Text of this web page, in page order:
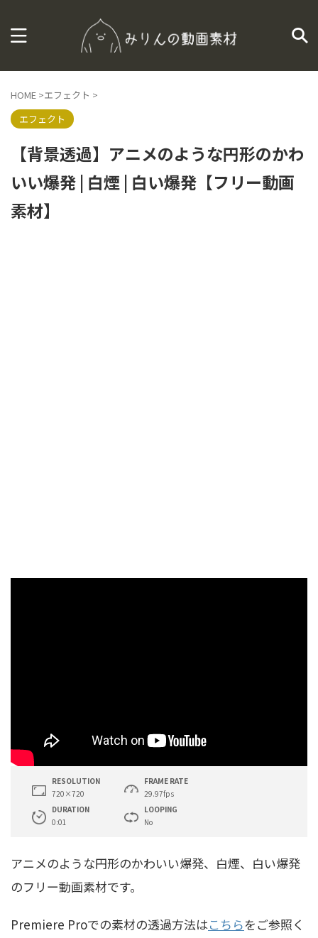
HOME >エフェクト >
エフェクト
【背景透過】アニメのような円形のかわ
いい爆発 | 白煙 | 白い爆発【フリー動画
素材】
RESOLUTION
720×720
FRAME RATE
29.97fps
DURATION
0:01
LOOPING
No
アニメのような円形のかわいい爆発、白煙、白い爆発
のフリー動画素材です。
Premiere Proでの素材の透過方法はこちらをご参照く